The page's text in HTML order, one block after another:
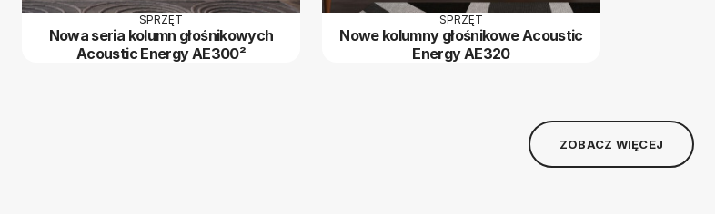
SPRZĘT
Nowa seria kolumn głośnikowych
Acoustic Energy AE300²
SPRZĘT
Nowe kolumny głośnikowe Acoustic
Energy AE320
ZOBACZ WIĘCEJ